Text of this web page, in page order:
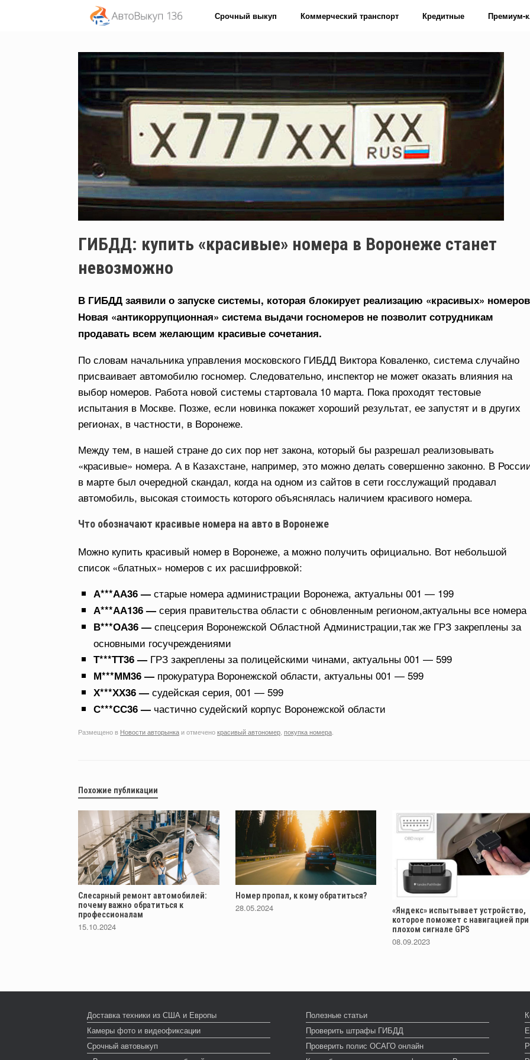
Срочный выкуп Коммерческий транспорт Кредитные Премиум-
ГИБДД: купить «красивые» номера в Воронеже станет
невозможно
В ГИБДД заявили о запуске системы, которая блокирует реализацию «красивых»
Новая «антикоррупционная» система выдачи госномеров не позволит сотрудникам
продавать всем желающим красивые сочетания.
По словам начальника управления московского ГИБДД Виктора Коваленко, система случайно
присваивает автомобилю госномер. Следовательно, инспектор не может оказать влияния на
выбор номеров. Работа новой системы стартовала 10 марта. Пока проходят тестовые
испытания в Москве. Позже, если новинка покажет хороший результат, ее запустят и в других
регионах, в частности, в Воронеже.
Между тем, в нашей стране до сих пор нет закона, который бы разрешал реализовывать
«красивые» номера. А в Казахстане, например, это можно делать совершенно законно. В
в марте был очередной скандал, когда на одном из сайтов в сети госслужащий продавал
автомобиль, высокая стоимость которого объяснялась наличием красивого номера.
Что обозначают красивые номера на авто в Воронеже
Можно купить красивый номер в Воронеже, а можно получить официально. Вот небольшой
список «блатных» номеров с их расшифровкой:
А***АА36 —старые номера администрации Воронежа, актуальны 001 — 199
А***АА136 —серия правительства области с обновленным регионом,актуальны все номера
В***ОА36 —спецсерия Воронежской Областной Администрации,так же ГРЗ закреплены за
основными госучреждениями
Т***ТТ36 —ГРЗ закреплены за полицейскими чинами, актуальны 001 — 599
М***ММ36 —прокуратура Воронежской области, актуальны 001 — 599
Х***ХХ36 —судейская серия, 001 — 599
С***СС36 —частично судейский корпус Воронежской области
Размещено в Новости авторынкаи отмеченокрасивый автономер покупка номера
Похожие публикации
Слесарный ремонт автомобилей:
почему важно обратиться к
профессионалам
15.10.2024
Номер пропал, к кому обратиться?
28.05.2024
«Яндекс» испытывает устройство,
которое поможет с навигацией при
плохом сигнале GPS
08.09.2023
Доставка техники из США и Европы
Камеры фото и видеофиксации
Срочный автовыкуп
Полезные статьи
Проверить штрафы ГИБДД
Проверить полис ОСАГО онлайн